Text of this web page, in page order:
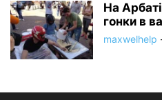
На
гонки в
maxwelhelp